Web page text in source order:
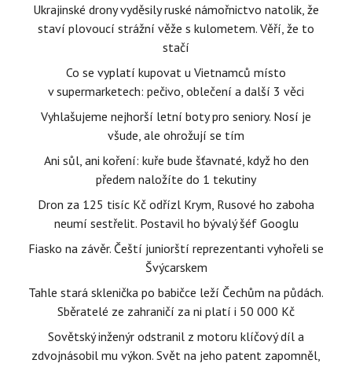
Ukrajinské drony vyděsily ruské námořnictvo natolik, že
staví plovoucí strážní věže s kulometem. Věří, že to
stačí
Co se vyplatí kupovat u Vietnamců místo
v supermarketech: pečivo, oblečení a další 3 věci
Vyhlašujeme nejhorší letní boty pro seniory. Nosí je
všude, ale ohrožují se tím
Ani sůl, ani koření: kuře bude šťavnaté, když ho den
předem naložíte do 1 tekutiny
Dron za 125 tisíc Kč odřízl Krym, Rusové ho zaboha
neumí sestřelit. Postavil ho bývalý šéf Googlu
Fiasko na závěr. Čeští juniorští reprezentanti vyhořeli se
Švýcarskem
Tahle stará sklenička po babičce leží Čechům na půdách.
Sběratelé ze zahraničí za ni platí i 50 000 Kč
Sovětský inženýr odstranil z motoru klíčový díl a
zdvojnásobil mu výkon. Svět na jeho patent zapomněl,